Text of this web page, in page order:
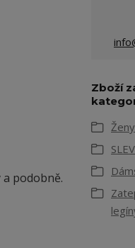
podobně.
Zboží
Ženy